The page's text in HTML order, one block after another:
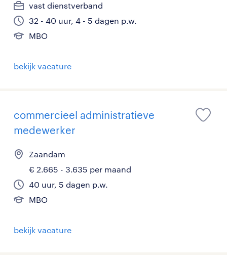
vast dienstverband
32 - 40 uur, 4 - 5 dagen p.w.
MBO
bekijk vacature
commercieel administratieve
medewerker
Zaandam
€ 2.665 - 3.635 per maand
40 uur, 5 dagen p.w.
MBO
bekijk vacature